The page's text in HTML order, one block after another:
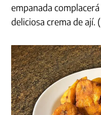
empanada
deliciosa crema de ají.